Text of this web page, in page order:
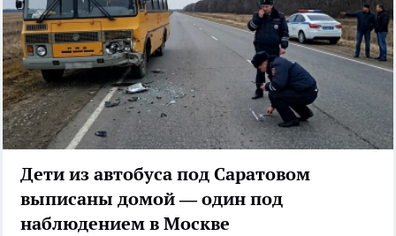
Дети из автобуса под Саратовом
выписаны домой — один под
наблюдением в Москве